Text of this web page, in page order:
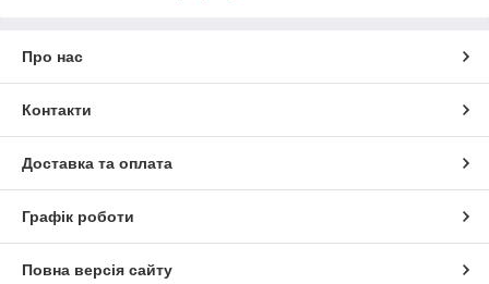
Про нас
Контакти
Доставка та оплата
Графік роботи
Повна версія сайту